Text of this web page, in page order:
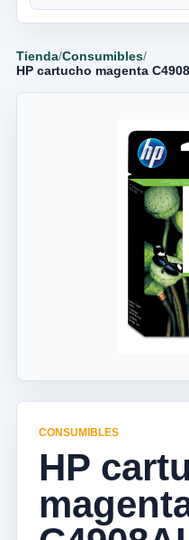
Tienda/Consumibles/
HP cartucho magenta
CONSUMIBLES
HP